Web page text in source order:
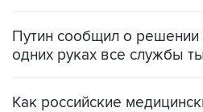
Путин сообщил о решении
одних руках все службы
Как российские